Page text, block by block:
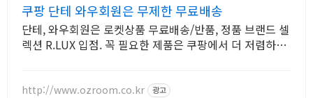
쿠팡 단테 와우회원은 무제한 무료배송
단테, 와우회원은 로켓상품 무료배송/반품, 정품 브랜드 셀
렉션 R.LUX 입점. 꼭 필요한 제품은 쿠팡에서 더 저렴하게,
http://www.ozroom.co.kr 광고